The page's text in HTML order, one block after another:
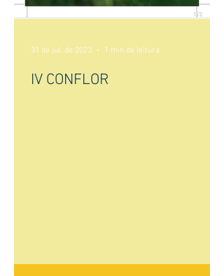
IV CONFLOR
31 de jul. de 2023 1 min de leitura